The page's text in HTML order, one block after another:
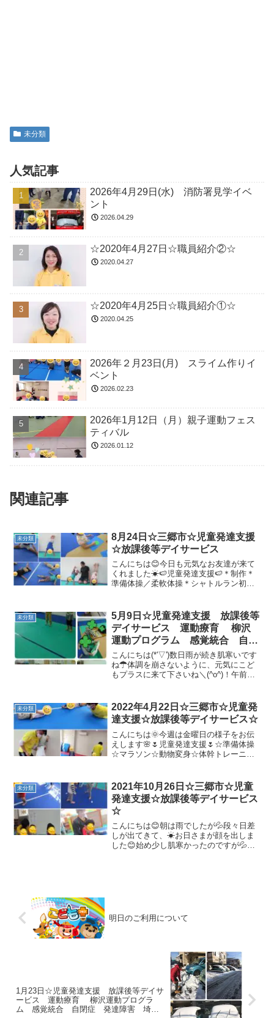
未分類
人気記事
2026年4月29日(水) 消防署見学イベ
ント
2026.04.29
☆2020年4月27日☆職員紹介②☆
2020.04.27
☆2020年4月25日☆職員紹介①☆
2020.04.25
2026年２月23日(月) スライム作りイ
ベント
2026.02.23
2026年1月12日（月）親子運動フェス
ティバル
2026.01.12
関連記事
未分類
8月24日☆三郷市☆児童発達支援
☆放課後等デイサービス
こんにちは😊今日も元気なお友達が来て
くれました☀🍉児童発達支援🍉＊制作＊
準備体操／柔軟体操＊シャトルラン初め
変身今日はオーストラリアにたくさんい
る動物に変身(^^♪「コ...
未分類
5月9日☆児童発達支援 放課後等
デイサービス 運動療育 柳沢
運動プログラム 感覚統合 自閉
症スペクトラム ＡＤＨＤ Ｌ
Ｄ 発達障害 三郷市 吉川
市 八潮市
こんにちは(*'▽')数日雨が続き肌寒いです
ね☂体調を崩さないように、元気にこど
もプラスに来て下さいね＼(^o^)！午前☆
物体操」皆、先生のまねっこが上手！！
☆壁倒立...
未分類
2022年4月22日☆三郷市☆児童発
達支援☆放課後等デイサービス☆
こんにちは🌞今週は金曜日の様子をお伝
えします🌸🌷児童発達支援🌷☆準備体操
☆マラソン☆動物変身☆体幹トレーニン
ング☆ヘビとカラス☆サーキット☆スト
ラックアウト気温が上がり...
未分類
2021年10月26日☆三郷市☆児童
発達支援☆放課後等デイサービス
☆
こんにちは😊朝は雨でしたが💦段々日差
しが出てきて、☀お日さまが顔を出しま
した😊始め少し肌寒かったのですが💦運
明日のご利用について
1月23日☆児童発達支援 放課後等デイサ
ービス 運動療育 柳沢運動プログラ
ム 感覚統合 自閉症 発達障害 埼玉